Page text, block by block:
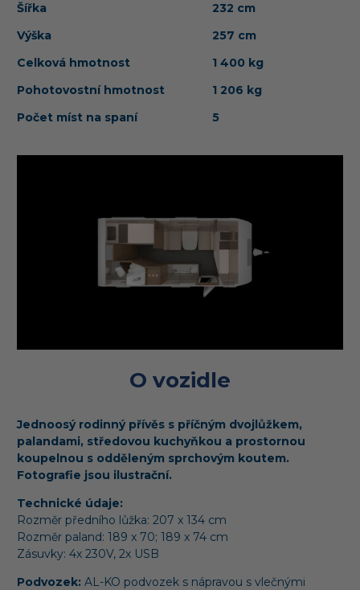
Šířka
232 cm
Výška
257 cm
Celková hmotnost
1 400 kg
Pohotovostní hmotnost
1 206 kg
Počet míst na spaní
5
O vozidle
Jednoosý rodinný přívěs s příčným dvojlůžkem,
palandami, středovou kuchyňkou a prostornou
koupelnou s odděleným sprchovým koutem.
Fotografie jsou ilustrační.
Technické údaje:
Rozměr předního lůžka: 207 x 134 cm
Rozměr paland: 189 x 70; 189 x 74 cm
Zásuvky: 4x 230V, 2x USB
Podvozek: AL-KO podvozek s nápravou s vlečnými